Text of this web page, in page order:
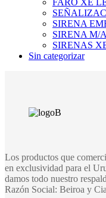
FARO XE
SIRENA
SIRENA M/
SIRENAS
Sin categorizar
Los productos que
en exclusividad para el
damos todo nuestro
Razón Social: Beiroa y